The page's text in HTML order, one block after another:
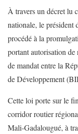
À travers un décret lu
nationale, le président
procédé à la
portant autorisation de
de mandat entre la
de Développement
Cette loi porte sur le
corridor routier
Mali-Gadalougué, à